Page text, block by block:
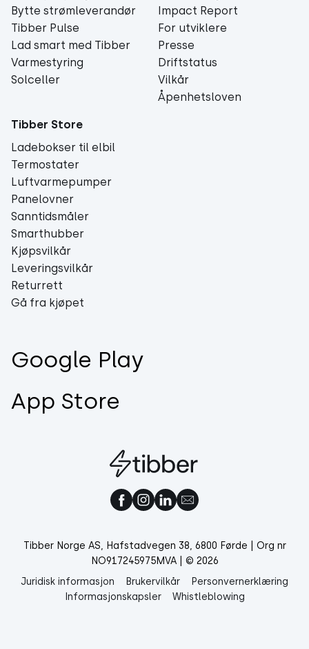
Bytte strømleverandør
Tibber Pulse
Lad smart med Tibber
Varmestyring
Solceller
Impact Report
For utviklere
Presse
Driftstatus
Vilkår
Åpenhetsloven
Tibber Store
Ladebokser til elbil
Termostater
Luftvarmepumper
Panelovner
Sanntidsmåler
Smarthubber
Kjøpsvilkår
Leveringsvilkår
Returrett
Gå fra kjøpet
Google Play
App Store
Tibber Norge AS, Hafstadvegen 38, 6800 Førde | Org nr
NO917245975MVA | © 2026
Juridisk informasjon
Brukervilkår
Personvernerklæring
Informasjonskapsler
Whistleblowing